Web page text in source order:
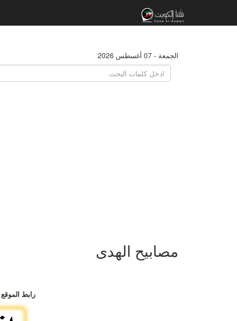
الجمعة - 07 أغسطس 2026
مصابيح الهدى
رابط الموقع